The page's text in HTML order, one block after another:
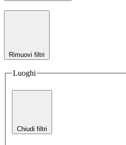
Rimuovi filtri
Luoghi
Chiudi filtri